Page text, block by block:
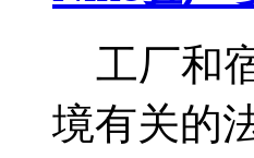
工厂和
境有关的